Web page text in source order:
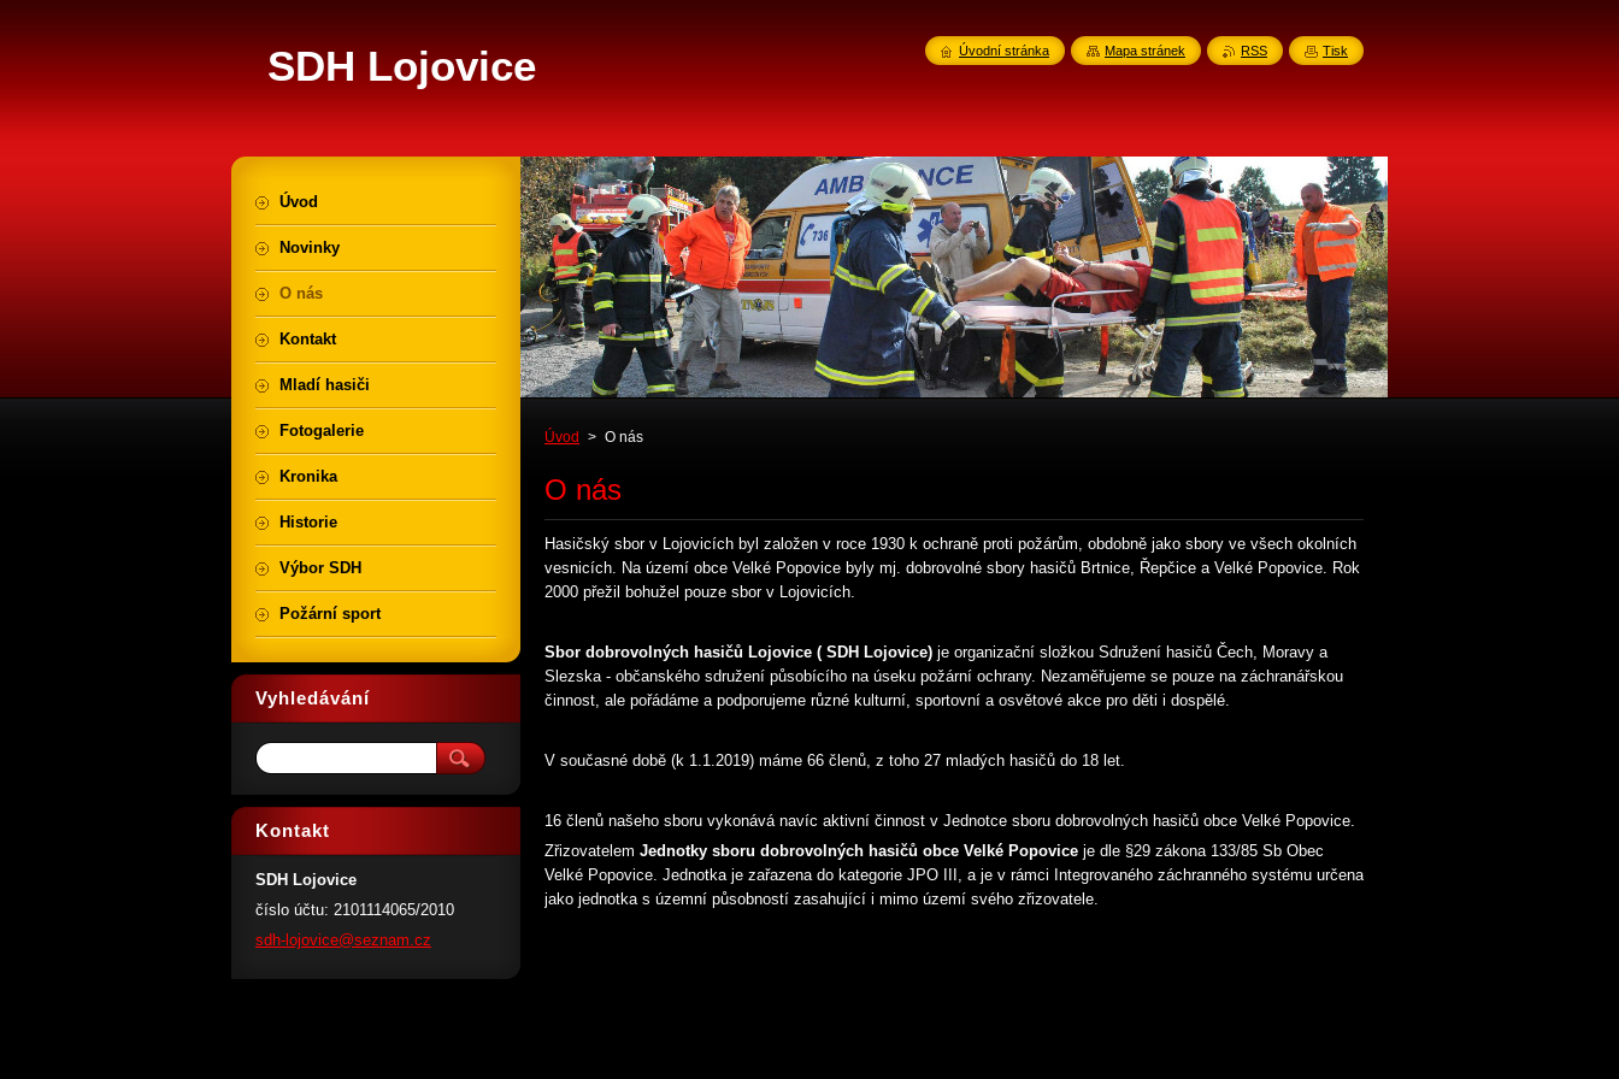
SDH Lojovice
Úvod > O nás
O nás
Hasičský sbor v Lojovicích byl založen v roce 1930 k ochraně proti požárům, obdobně jako sbory ve všech okolních
vesnicích. Na území obce Velké Popovice byly mj. dobrovolné sbory hasičů Brtnice, Řepčice a Velké Popovice. Rok
2000 přežil bohužel pouze sbor v Lojovicích.
Sbor dobrovolných hasičů Lojovice ( SDH Lojovice) je organizační složkou Sdružení hasičů Čech, Moravy a
Slezska - občanského sdružení působícího na úseku požární ochrany. Nezaměřujeme se pouze na záchranářskou
činnost, ale pořádáme a podporujeme různé kulturní, sportovní a osvětové akce pro děti i dospělé.
V současné době (k 1.1.2019) máme 66 členů, z toho 27 mladých hasičů do 18 let.
16 členů našeho sboru vykonává navíc aktivní činnost v Jednotce sboru dobrovolných hasičů obce Velké Popovice.
Zřizovatelem Jednotky sboru dobrovolných hasičů obce Velké Popovice je dle §29 zákona 133/85 Sb Obec
Velké Popovice. Jednotka je zařazena do kategorie JPO III, a je v rámci Integrovaného záchranného systému určena
jako jednotka s územní působností zasahující i mimo území svého zřizovatele.
Úvod
Novinky
O nás
Kontakt
Mladí hasiči
Fotogalerie
Kronika
Historie
Výbor SDH
Požární sport
Vyhledávání
Kontakt
SDH Lojovice
číslo účtu: 2101114065/2010
sdh-lojovice@seznam.cz
Úvodní stránka Mapa stránek RSS Tisk